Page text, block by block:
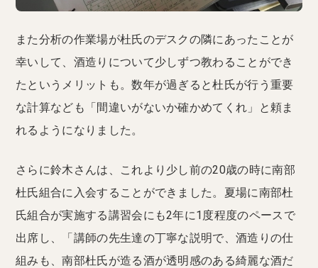
また分析の作業場が杜氏のデスクの隣にあったことが
幸いして、酒造りについて少しずつ教わることができ
たというメリットも。数年が過ぎると杜氏が行う重要
な計算なども「間違いがないか確かめてくれ」と頼ま
れるようになりました。
さらに鈴木さんは、これより少し前の20歳の時に南部
杜氏組合に入会することができました。夏場に南部杜
氏組合が実施する講習会にも2年に1度程度のペースで
出席し、「講師の先生達の丁寧な説明で、酒造りの仕
組みも、南部杜氏が造る酒が透明感のある綺麗な酒だ